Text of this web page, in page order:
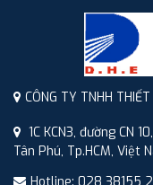
CÔNG TY TNHH
1C KCN3, đường CN
Tân Phú, Tp.HCM, Việt